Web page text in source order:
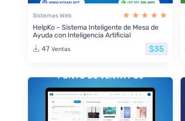
Sistemas Web
HelpKo – Sistema Inteligente de Mesa de
Ayuda con Inteligencia Artificial
47 Ventas $35